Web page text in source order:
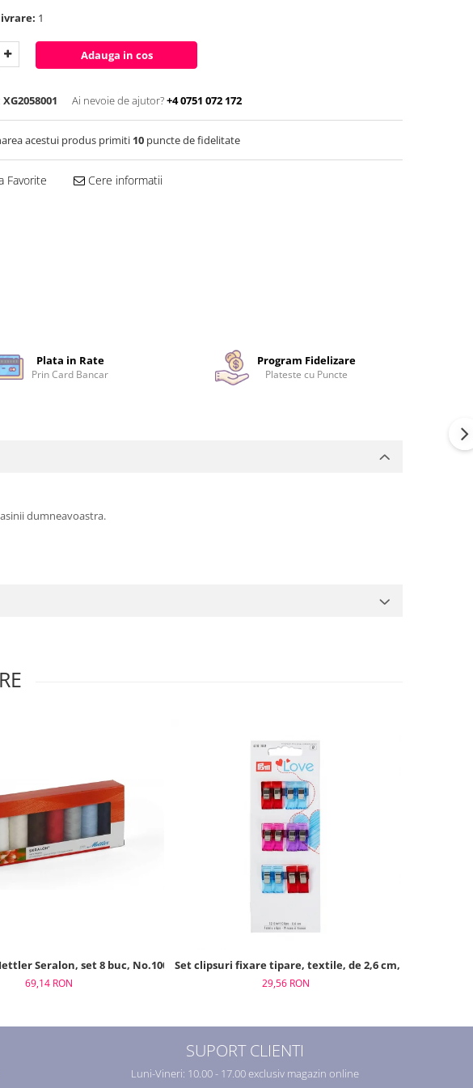
1
Adauga in cos
XG2058001 Ai nevoie de ajutor?+4 0751 072 172
acestui produs primiti 10 puncte de fidelitate
Favorite Cere informatii
Plata in Rate
Prin Card Bancar
Program Fidelizare
Plateste cu Puncte
dumneavoastra.
Seralon, set 8 buc, No.100/200m
69,14 RON
Set clipsuri fixare tipare, textile, de 2,6 cm, 12 buc, Prym
29,56 RON
SUPORT CLIENTI
Luni-Vineri: 10.00 - 17.00 exclusiv magazin online